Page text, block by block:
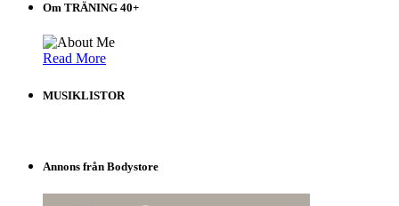
listen!
Om TRÄNING 40+
Read More
MUSIKLISTOR
Annons från Bodystore